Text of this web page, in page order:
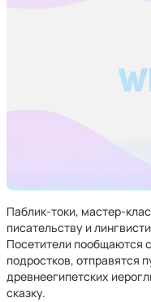
Паблик-токи, мастер-
писательству и
Посетители пообщаются
подростков, отправятся
древнеегипетских
сказку.